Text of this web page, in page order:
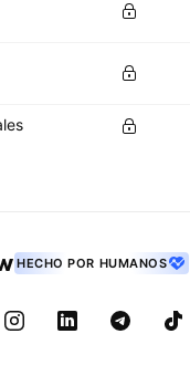
HECHO POR HUMANOS